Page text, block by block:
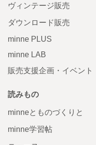
ヴィンテージ販売
ダウンロード販売
minne PLUS
minne LAB
販売支援企画・イベント
読みもの
minneとものづくりと
minne学習帖